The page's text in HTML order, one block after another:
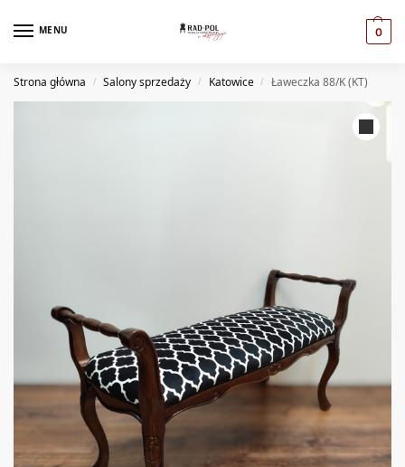
MENU 0
Strona główna / Salony sprzedaży / Katowice / Ławeczka 88/K (KT)